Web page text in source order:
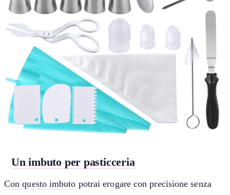
Un imbuto per pasticceria
Con questo imbuto potrai erogare con precisione senza